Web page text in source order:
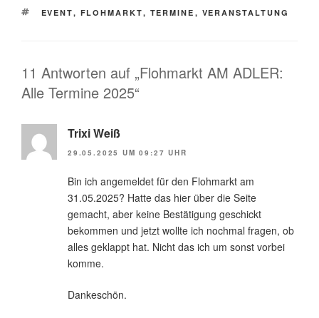
SCHLAGWÖRTER
EVENT, FLOHMARKT, TERMINE , VERANSTALTUNG
11 Antworten auf „Flohmarkt AM ADLER:
Alle Termine 2025“
Trixi Weiß
29.05.2025 UM 09:27 UHR
Bin ich angemeldet für den Flohmarkt am
31.05.2025? Hatte das hier über die Seite
gemacht, aber keine Bestätigung geschickt
bekommen und jetzt wollte ich nochmal fragen, ob
alles geklappt hat. Nicht das ich um sonst vorbei
komme.
Dankeschön.